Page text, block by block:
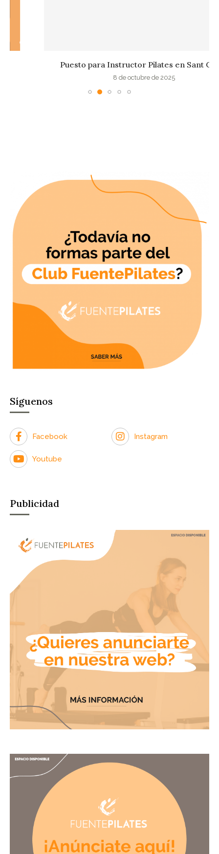
Puesto para Instructor Pilates en Sant Cugat
8 de octubre de 2025
Síguenos
Facebook Instagram
Youtube
Publicidad